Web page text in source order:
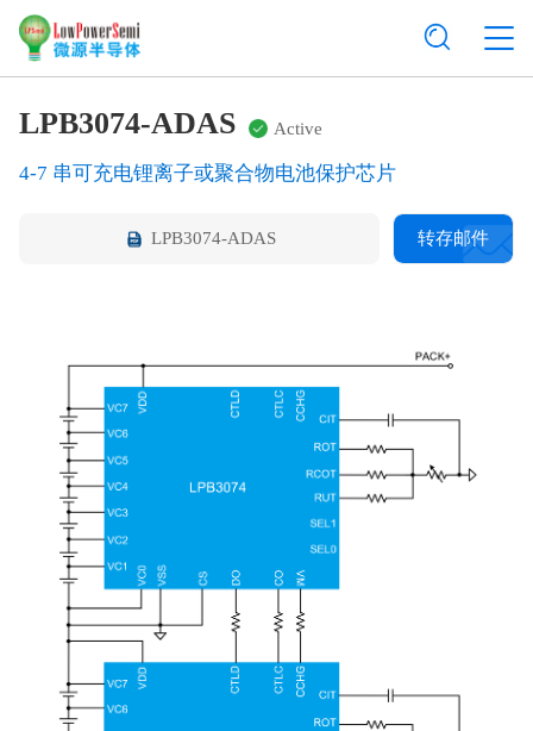
LPB3074-ADAS Active
4-7 串可充电锂离子或聚合物电池保护芯片
LPB3074-ADAS 转存邮件